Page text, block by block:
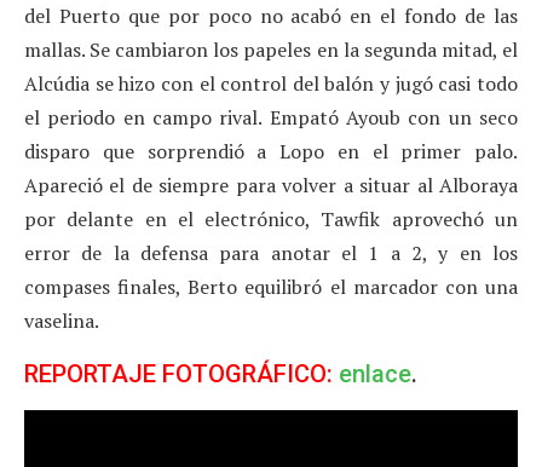
del Puerto que por poco no acabó en el fondo de las
mallas. Se cambiaron los papeles en la segunda mitad, el
Alcúdia se hizo con el control del balón y jugó casi todo
el periodo en campo rival. Empató Ayoub con un seco
disparo que sorprendió a Lopo en el primer palo.
Apareció el de siempre para volver a situar al Alboraya
por delante en el electrónico, Tawfik aprovechó un
error de la defensa para anotar el 1 a 2, y en los
compases finales, Berto equilibró el marcador con una
vaselina.
REPORTAJE FOTOGRÁFICO: enlace.